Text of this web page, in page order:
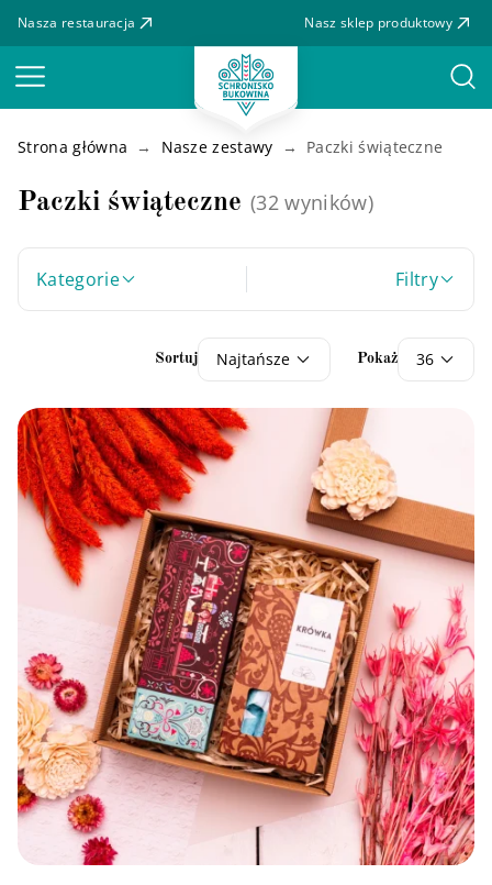
Nasza restauracja Nasz sklep produktowy
Menu
Strona główna Nasze zestawy Paczki świąteczne
Paczki świąteczne (32 wyników)
Kategorie Filtry
Sortuj Najtańsze Pokaż 36